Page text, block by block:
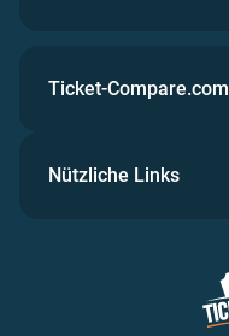
Ticket-Compare.com
Nützliche Links